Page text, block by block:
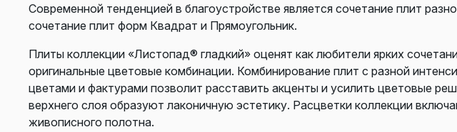
Современной тенденцией в благоустройстве является сочетание плит
сочетание плит форм Квадрат и Прямоугольник.
Плиты коллекции «Листопад® гладкий» оценят как любители ярких
оригинальные цветовые комбинации. Комбинирование плит с разной
цветами и фактурами позволит расставить акценты и усилить цветовые
верхнего слоя образуют лаконичную эстетику. Расцветки коллекции
живописного полотна.